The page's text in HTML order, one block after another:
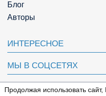
Блог
Авторы
ИНТЕРЕСНОЕ
МЫ В СОЦСЕТЯХ
ПОЛЕЗНОЕ
Продолжая использовать